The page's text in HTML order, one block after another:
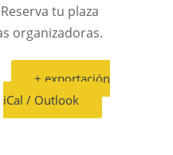
tu plaza
organizadoras.
+ exportación
iCal / Outlook